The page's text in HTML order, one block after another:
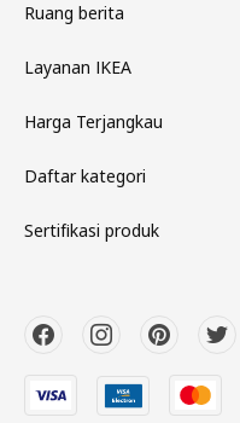
Ruang berita
Layanan IKEA
Harga Terjangkau
Daftar kategori
Sertifikasi produk